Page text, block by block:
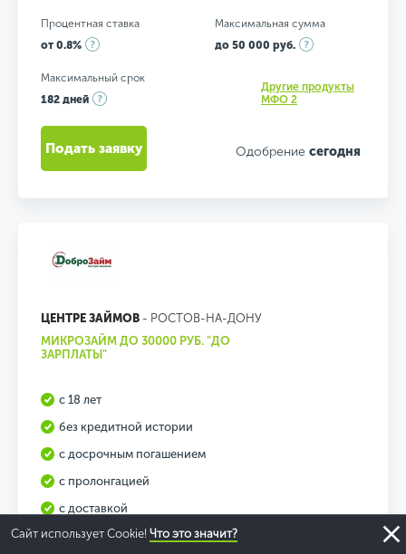
Процентная ставка
от 0.8%
Максимальная сумма
до 50 000 руб.
Максимальный срок
182 дней
Другие продукты
МФО 2
Одобрение сегодня
Подать заявку
ЦЕНТРЕ ЗАЙМОВ - РОСТОВ-НА-ДОНУ
МИКРОЗАЙМ ДО 30000 РУБ. "ДО
ЗАРПЛАТЫ"
с 18 лет
без кредитной истории
с досрочным погашением
с пролонгацией
с доставкой
справки не нужны
Сайт использует Cookie! Что это значит?